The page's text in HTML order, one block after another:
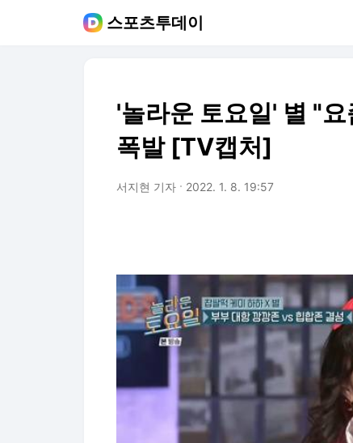
스포츠투데이
'놀라운 토요일' 별 "
폭발 [TV캡처]
서지현 기자 2022. 1. 8. 19:57